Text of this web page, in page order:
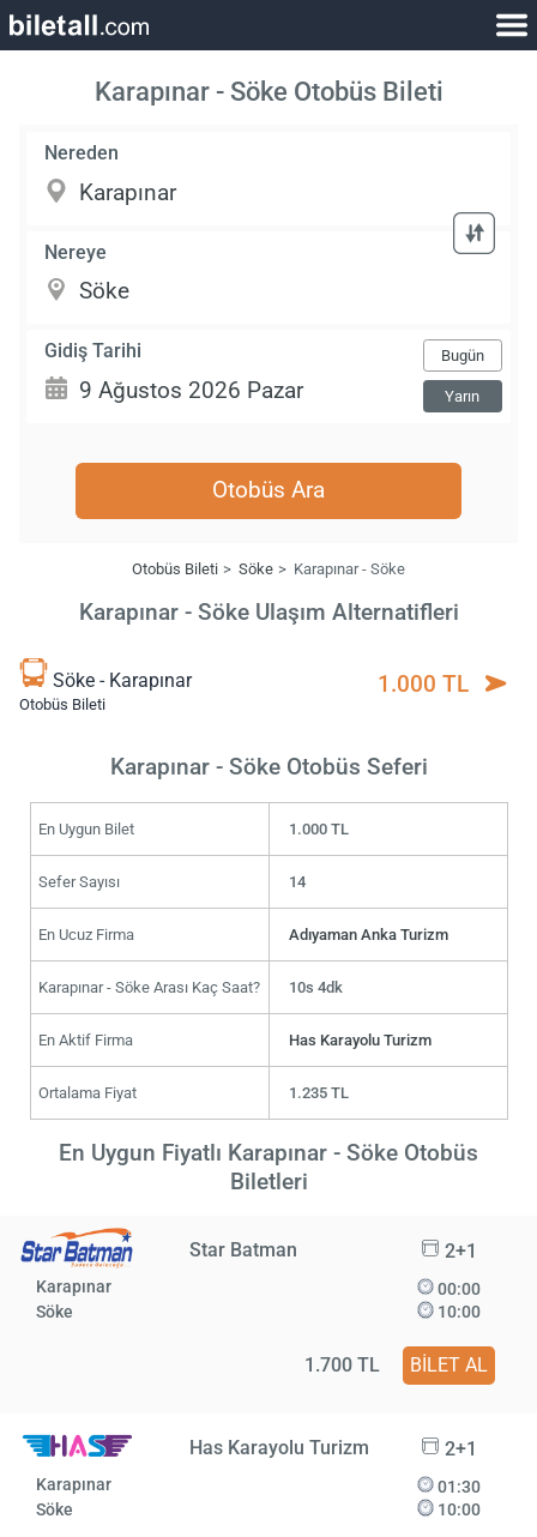
Karapınar - Söke Otobüs Bileti
Nereden
Nereye
Gidiş Tarihi Bugün
Yarın
Otobüs Ara
Otobüs Bileti Söke Karapınar - Söke
Karapınar - Söke Ulaşım Alternatifleri
Söke - Karapınar
Otobüs Bileti
1.000 TL
Karapınar - Söke Otobüs Seferi
En Uygun Bilet 1.000 TL
Sefer Sayısı 14
En Ucuz Firma Adıyaman Anka Turizm
Karapınar - Söke Arası Kaç Saat? 10s 4dk
En Aktif Firma Has Karayolu Turizm
Ortalama Fiyat 1.235 TL
En Uygun Fiyatlı Karapınar - Söke Otobüs
Biletleri
Star Batman 2+1
Karapınar
Söke
00:00
10:00
1.700 TL BİLET AL
Has Karayolu Turizm 2+1
Karapınar
Söke
01:30
10:00